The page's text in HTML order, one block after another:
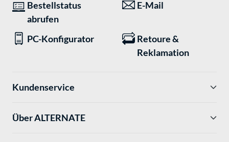
Bestellstatus
abrufen
E-Mail
PC-Konfigurator
Retoure &
Reklamation
Kundenservice
Über ALTERNATE